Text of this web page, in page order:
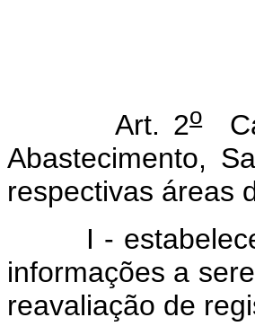
Art. 2o
Abastecimento,
respectivas áreas
I -
informações a
reavaliação de